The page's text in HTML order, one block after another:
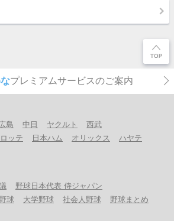
プレミアムサービスのご案内
島 中日 ヤクルト
西武
ロッテ 日本ハム オリックス
ハヤテ
野球日本代表 侍ジャパン
球 大学野球 社会人野球 野球まとめ